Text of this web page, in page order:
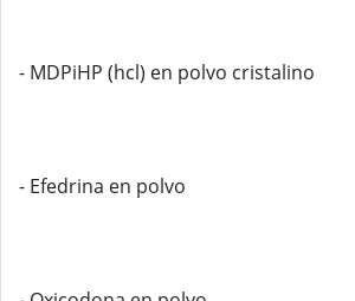
- MDPiHP (hcl) en polvo cristalino
- Efedrina en polvo